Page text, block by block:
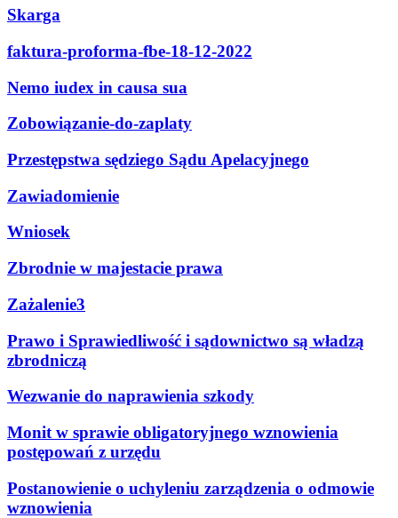
Skarga
faktura-proforma-fbe-18-12-2022
Nemo iudex in causa sua
Zobowiązanie-do-zaplaty
Przestępstwa sędziego Sądu Apelacyjnego
Zawiadomienie
Wniosek
Zbrodnie w majestacie prawa
Zażalenie3
Prawo i Sprawiedliwość i sądownictwo są władzą
zbrodniczą
Wezwanie do naprawienia szkody
Monit w sprawie obligatoryjnego wznowienia
postępowań z urzędu
Postanowienie o uchyleniu zarządzenia o odmowie
wznowienia